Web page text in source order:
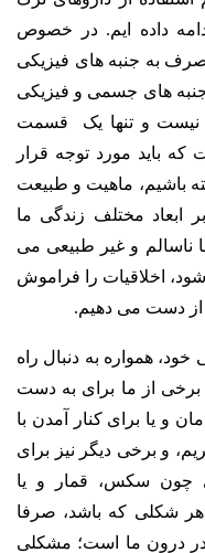
داده ایم. در خصوص
صرف به جنبه های فیزیکی
جنبه های جسمی و فیزیکی
نیست و تنها یک قسمت
که باید مورد توجه قرار
باشیم، ماهیت و طبیعت
ابعاد مختلف زندگی ما
ناسالم و غیر طبیعی می
اخلاقیات را فراموش
از دست می دهیم.
خود، همواره به دنبال راه
از ما برای به دست
و یا برای کنار آمدن با
و برخی دیگر نیز برای
چون سکس، قمار و یا
هر شکلی که باشد، صرفا
درون ما است؛ مشکلی